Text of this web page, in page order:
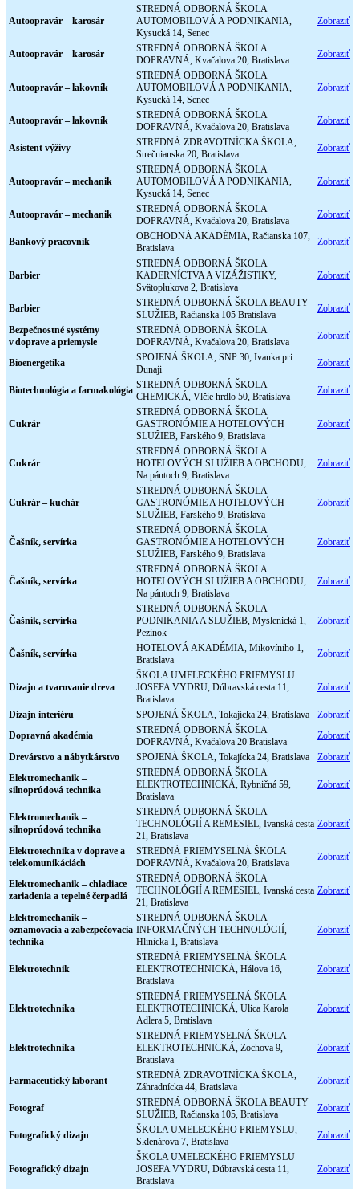
Autoopravár – karosár
STREDNÁ ODBORNÁ ŠKOLA
AUTOMOBILOVÁ A PODNIKANIA,
Kysucká 14, Senec
Zobraziť
Autoopravár – karosár
STREDNÁ ODBORNÁ ŠKOLA
DOPRAVNÁ, Kvačalova 20, Bratislava
Zobraziť
Autoopravár – lakovník
STREDNÁ ODBORNÁ ŠKOLA
AUTOMOBILOVÁ A PODNIKANIA,
Kysucká 14, Senec
Zobraziť
Autoopravár – lakovník
STREDNÁ ODBORNÁ ŠKOLA
DOPRAVNÁ, Kvačalova 20, Bratislava
Zobraziť
Asistent výživy
STREDNÁ ZDRAVOTNÍCKA ŠKOLA,
Strečnianska 20, Bratislava
Zobraziť
Autoopravár – mechanik
STREDNÁ ODBORNÁ ŠKOLA
AUTOMOBILOVÁ A PODNIKANIA,
Kysucká 14, Senec
Zobraziť
Autoopravár – mechanik
STREDNÁ ODBORNÁ ŠKOLA
DOPRAVNÁ, Kvačalova 20, Bratislava
Zobraziť
Bankový pracovník
OBCHODNÁ AKADÉMIA, Račianska 107,
Bratislava
Zobraziť
Barbier
STREDNÁ ODBORNÁ ŠKOLA
KADERNÍCTVA A VIZÁŽISTIKY,
Svätoplukova 2, Bratislava
Zobraziť
Barbier
STREDNÁ ODBORNÁ ŠKOLA BEAUTY
SLUŽIEB, Račianska 105 Bratislava
Zobraziť
Bezpečnostné systémy
v doprave a priemysle
STREDNÁ ODBORNÁ ŠKOLA
DOPRAVNÁ, Kvačalova 20, Bratislava
Zobraziť
Bioenergetika
SPOJENÁ ŠKOLA, SNP 30, Ivanka pri
Dunaji
Zobraziť
Biotechnológia a farmakológia STREDNÁ ODBORNÁ ŠKOLA
CHEMICKÁ, Vlčie hrdlo 50, Bratislava
Zobraziť
Cukrár
STREDNÁ ODBORNÁ ŠKOLA
GASTRONÓMIE A HOTELOVÝCH
SLUŽIEB, Farského 9, Bratislava
Zobraziť
Cukrár
STREDNÁ ODBORNÁ ŠKOLA
HOTELOVÝCH SLUŽIEB A OBCHODU,
Na pántoch 9, Bratislava
Zobraziť
Cukrár – kuchár
STREDNÁ ODBORNÁ ŠKOLA
GASTRONÓMIE A HOTELOVÝCH
SLUŽIEB, Farského 9, Bratislava
Zobraziť
Čašník, servírka
STREDNÁ ODBORNÁ ŠKOLA
GASTRONÓMIE A HOTELOVÝCH
SLUŽIEB, Farského 9, Bratislava
Zobraziť
Čašník, servírka
STREDNÁ ODBORNÁ ŠKOLA
HOTELOVÝCH SLUŽIEB A OBCHODU,
Na pántoch 9, Bratislava
Zobraziť
Čašník, servírka
STREDNÁ ODBORNÁ ŠKOLA
PODNIKANIA A SLUŽIEB, Myslenická 1,
Pezinok
Zobraziť
Čašník, servírka
HOTELOVÁ AKADÉMIA, Mikovíniho 1,
Bratislava
Zobraziť
Dizajn a tvarovanie dreva
ŠKOLA UMELECKÉHO PRIEMYSLU
JOSEFA VYDRU, Dúbravská cesta 11,
Bratislava
Zobraziť
Dizajn interiéru SPOJENÁ ŠKOLA, Tokajícka 24, Bratislava
Zobraziť
Dopravná akadémia
STREDNÁ ODBORNÁ ŠKOLA
DOPRAVNÁ, Kvačalova 20 Bratislava
Zobraziť
Drevárstvo a nábytkárstvo
SPOJENÁ ŠKOLA, Tokajícka 24, Bratislava
Zobraziť
Elektromechanik –
silnoprúdová technika
STREDNÁ ODBORNÁ ŠKOLA
ELEKTROTECHNICKÁ, Rybničná 59,
Bratislava
Zobraziť
Elektromechanik –
silnoprúdová technika
STREDNÁ ODBORNÁ ŠKOLA
TECHNOLÓGIÍ A REMESIEL, Ivanská cesta
21, Bratislava
Zobraziť
Elektrotechnika v doprave a
telekomunikáciách
STREDNÁ PRIEMYSELNÁ ŠKOLA
DOPRAVNÁ, Kvačalova 20, Bratislava
Zobraziť
Elektromechanik – chladiace
zariadenia a tepelné čerpadlá
STREDNÁ ODBORNÁ ŠKOLA
TECHNOLÓGIÍ A REMESIEL, Ivanská cesta
21, Bratislava
Zobraziť
Elektromechanik –
oznamovacia a zabezpečovacia
technika
STREDNÁ ODBORNÁ ŠKOLA
INFORMAČNÝCH TECHNOLÓGIÍ,
Hlinícka 1, Bratislava
Zobraziť
Elektrotechnik
STREDNÁ PRIEMYSELNÁ ŠKOLA
ELEKTROTECHNICKÁ, Hálova 16,
Bratislava
Zobraziť
Elektrotechnika
STREDNÁ PRIEMYSELNÁ ŠKOLA
ELEKTROTECHNICKÁ, Ulica Karola
Adlera 5, Bratislava
Zobraziť
Elektrotechnika
STREDNÁ PRIEMYSELNÁ ŠKOLA
ELEKTROTECHNICKÁ, Zochova 9,
Bratislava
Zobraziť
Farmaceutický laborant
STREDNÁ ZDRAVOTNÍCKA ŠKOLA,
Záhradnícka 44, Bratislava
Zobraziť
Fotograf
STREDNÁ ODBORNÁ ŠKOLA BEAUTY
SLUŽIEB, Račianska 105, Bratislava
Zobraziť
Fotografický dizajn
ŠKOLA UMELECKÉHO PRIEMYSLU,
Sklenárova 7, Bratislava
Zobraziť
Fotografický dizajn
ŠKOLA UMELECKÉHO PRIEMYSLU
JOSEFA VYDRU, Dúbravská cesta 11,
Bratislava
Zobraziť